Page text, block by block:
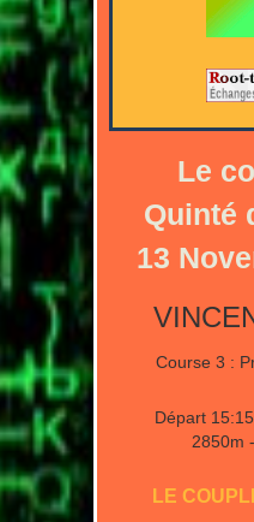
Le
Quinté
13
Course 3 :
Départ
2850m
LE